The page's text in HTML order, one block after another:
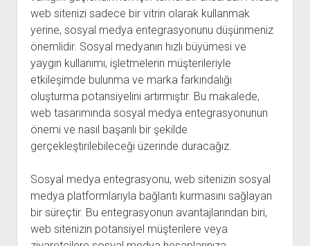
web sitenizi sadece bir vitrin olarak kullanmak
yerine, sosyal medya entegrasyonunu düşünmeniz
önemlidir. Sosyal medyanın hızlı büyümesi ve
yaygın kullanımı, işletmelerin müşterileriyle
etkileşimde bulunma ve marka farkındalığı
oluşturma potansiyelini artırmıştır. Bu makalede,
web tasarımında sosyal medya entegrasyonunun
önemi ve nasıl başarılı bir şekilde
gerçekleştirilebileceği üzerinde duracağız.
Sosyal medya entegrasyonu, web sitenizin sosyal
medya platformlarıyla bağlantı kurmasını sağlayan
bir süreçtir. Bu entegrasyonun avantajlarından biri,
web sitenizin potansiyel müşterilere veya